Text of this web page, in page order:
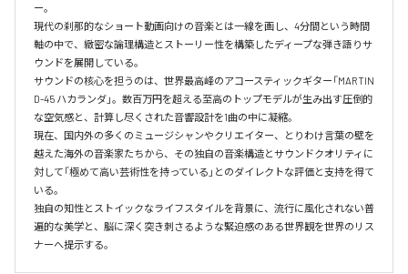
ー。
現代の刹那的なショート動画向けの音楽とは一線を画し、4分間という時間
軸の中で、緻密な論理構造とストーリー性を構築したディープな弾き語りサ
ウンドを展開している。
サウンドの核心を担うのは、世界最高峰のアコースティックギター「MARTIN
D-45 ハカランダ」。数百万円を超える至高のトップモデルが生み出す圧倒的
な空気感と、計算し尽くされた音響設計を1曲の中に凝縮。
現在、国内外の多くのミュージシャンやクリエイター、とりわけ言葉の壁を
越えた海外の音楽家たちから、その独自の音楽構造とサウンドクオリティに
対して「極めて高い芸術性を持っている」とのダイレクトな評価と支持を得て
いる。
独自の知性とストイックなライフスタイルを背景に、流行に風化されない普
遍的な美学と、脳に深く突き刺さるような緊迫感のある世界観を世界のリス
ナーへ提示する。